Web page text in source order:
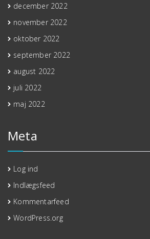
december 2022
november 2022
oktober 2022
september 2022
august 2022
juli 2022
maj 2022
Meta
Log ind
Indlægsfeed
Kommentarfeed
WordPress.org